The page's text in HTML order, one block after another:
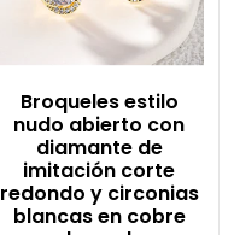
Broqueles estilo
nudo abierto con
diamante de
imitación corte
redondo y circonias
blancas en cobre